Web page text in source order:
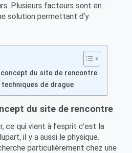
Plusieurs facteurs sont en
solution permettant d’y
du site de rencontre
de drague
du site de rencontre
ce qui vient à l’esprit c’est la
il y a aussi le physique.
particulièrement chez une